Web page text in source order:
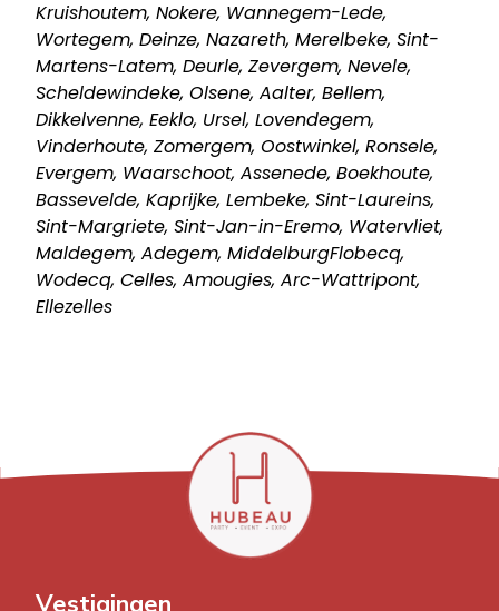
Kruishoutem, Nokere, Wannegem-Lede,
Wortegem, Deinze, Nazareth, Merelbeke, Sint-
Martens-Latem, Deurle, Zevergem, Nevele,
Scheldewindeke, Olsene, Aalter, Bellem,
Dikkelvenne, Eeklo, Ursel, Lovendegem,
Vinderhoute, Zomergem, Oostwinkel, Ronsele,
Evergem, Waarschoot, Assenede, Boekhoute,
Bassevelde, Kaprijke, Lembeke, Sint-Laureins,
Sint-Margriete, Sint-Jan-in-Eremo, Watervliet,
Maldegem, Adegem, MiddelburgFlobecq,
Wodecq, Celles, Amougies, Arc-Wattripont,
Ellezelles
Vestigingen